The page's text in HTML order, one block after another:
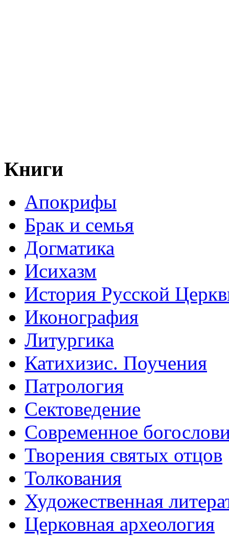
Книги
Апокрифы
Брак и семья
Догматика
Исихазм
История Русской
Иконография
Литургика
Катихизис. Поучения
Патрология
Сектоведение
Современное
Творения святых отцов
Толкования
Художественная
Церковная археология